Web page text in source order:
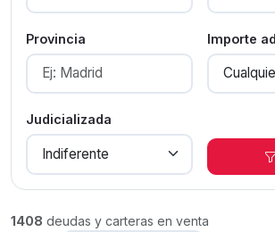
Provincia Importe
Judicializada
1408 deudas y carteras en venta